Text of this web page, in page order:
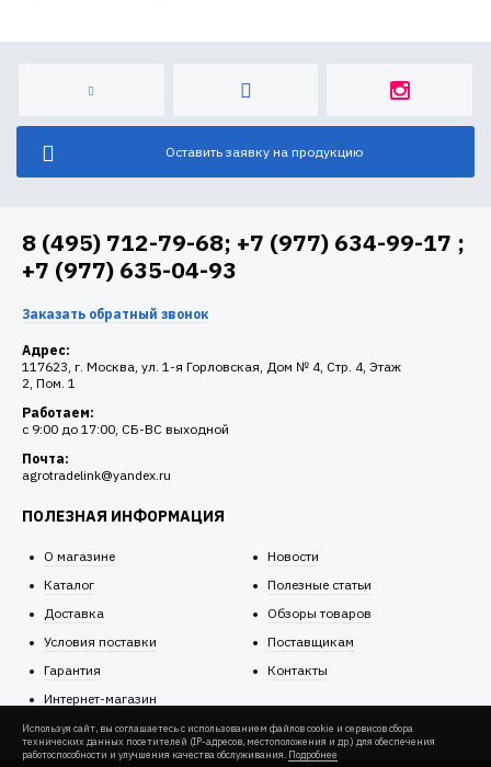
Оставить заявку на продукцию
8 (495) 712-79-68; +7 (977) 634-99-17 ;
+7 (977) 635-04-93
Заказать обратный звонок
Адрес:
117623, г. Москва, ул. 1-я Горловская, Дом № 4, Стр. 4, Этаж
2, Пом. 1
Работаем:
c 9:00 до 17:00, СБ-ВС выходной
Почта:
agrotradelink@yandex.ru
ПОЛЕЗНАЯ ИНФОРМАЦИЯ
О магазине
Каталог
Доставка
Условия поставки
Гарантия
Интернет-магазин
Новости
Полезные статьи
Обзоры товаров
Поставщикам
Контакты
Используя сайт, вы соглашаетесь с использованием файлов cookie и сервисов сбора
технических данных посетителей (IP-адресов, местоположения и др.) для обеспечения
работоспособности и улучшения качества обслуживания. Подробнее